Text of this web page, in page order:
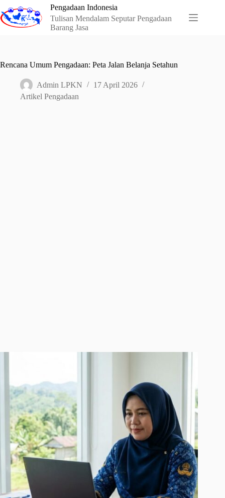
to
content
Pengadaan Indonesia
Tulisan Mendalam Seputar Pengadaan
Barang Jasa
Rencana Umum Pengadaan: Peta Jalan Belanja Setahun
Admin LPKN
17 April 2026
Artikel Pengadaan